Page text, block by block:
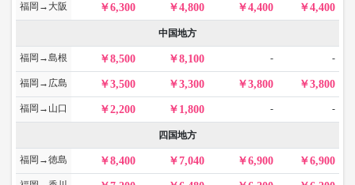
福岡→大阪 6,300 4,800 4,400 4,400
中国地方
福岡→島根 8,500 8,100 - -
福岡→広島 3,500 3,300 3,800 3,800
福岡→山口 2,200 1,800 - -
四国地方
福岡→徳島 8,400 7,040 6,900 6,900